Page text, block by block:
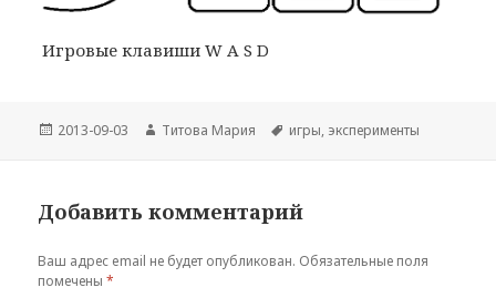
Игровые клавиши W A S D
Опубликовано
2013-09-03 Автор
Титова Мария Метки
игры, эксперименты
Добавить комментарий
Ваш адрес email не будет опубликован. Обязательные поля
помечены*